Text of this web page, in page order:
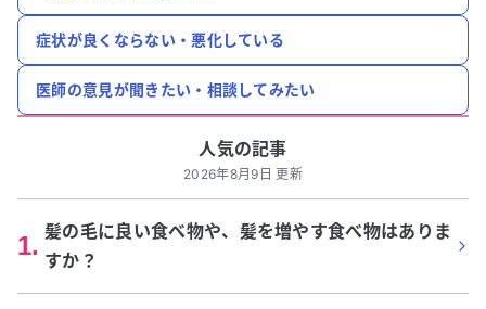
症状が良くならない・悪化している
医師の意見が聞きたい・相談してみたい
人気の記事
2026年8月9日 更新
1. 髪の毛に良い食べ物や、髪を増やす食べ物はありま
すか？